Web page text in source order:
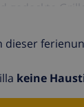
mit Theke,
ein
dieser
keine